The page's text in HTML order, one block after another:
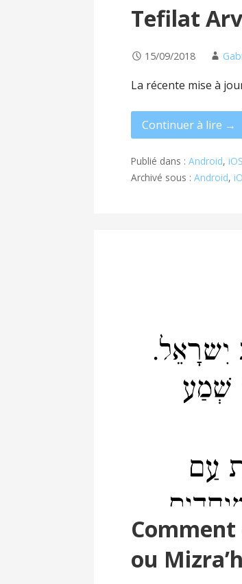
Tefilat
15/09/2018
La récente mise à
Continuer à lire →
Publié dans :Android, iOS
Archivé sous :Android,
ou